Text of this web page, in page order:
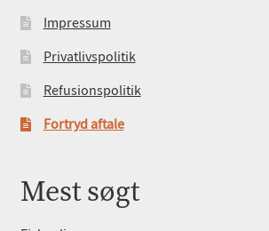
Impressum
Privatlivspolitik
Refusionspolitik
Fortryd aftale
Mest søgt